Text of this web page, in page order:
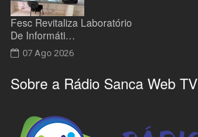
Fesc Revitaliza Laboratório
De Informáti…
07 Ago 2026
Sobre a Rádio Sanca Web TV